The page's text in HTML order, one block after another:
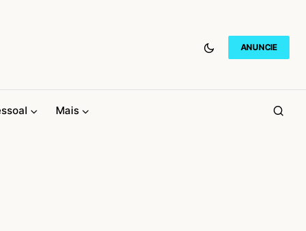
ANUNCIE
Mais